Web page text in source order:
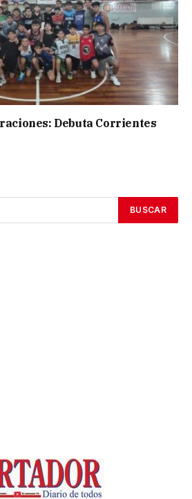
Debuta Corrientes